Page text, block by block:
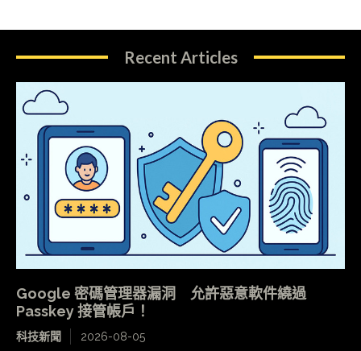
Recent Articles
Google 密碼管理器漏洞 允許惡意軟件繞過
Passkey 接管帳戶！
科技新聞 2026-08-05